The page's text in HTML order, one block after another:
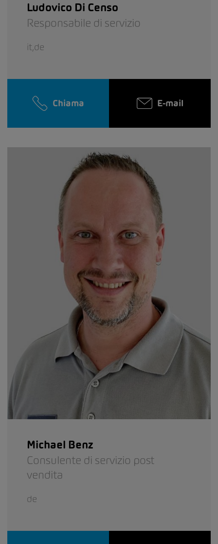
Ludovico Di Censo
Responsabile di servizio
it,de
Chiama E-mail
Michael Benz
Consulente di servizio post
vendita
de